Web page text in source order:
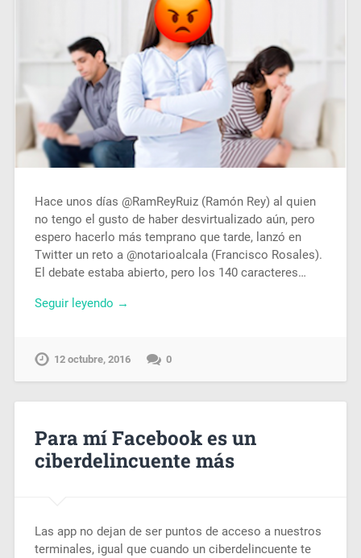
Hace unos días @RamReyRuiz (Ramón Rey) al quien
no tengo el gusto de haber desvirtualizado aún, pero
espero hacerlo más temprano que tarde, lanzó en
Twitter un reto a @notarioalcala (Francisco Rosales).
El debate estaba abierto, pero los 140 caracteres…
Seguir leyendo →
12 octubre, 2016 0
Para mí Facebook es un
ciberdelincuente más
Las app no dejan de ser puntos de acceso a nuestros
terminales, igual que cuando un ciberdelincuente te